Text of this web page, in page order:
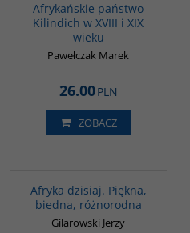
Afrykańskie państwo
Kilindich w XVIII i XIX
wieku
Pawełczak Marek
26.00PLN
ZOBACZ
Afryka dzisiaj. Piękna,
biedna, różnorodna
Gilarowski Jerzy